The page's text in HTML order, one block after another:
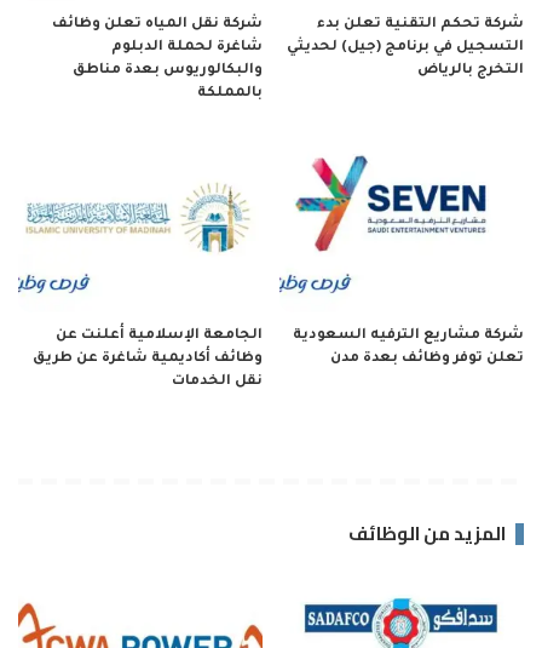
شركة تحكم التقنية تعلن بدء
التسجيل في برنامج (جيل) لحديثي
التخرج بالرياض
شركة نقل المياه تعلن وظائف
شاغرة لحملة الدبلوم
والبكالوريوس بعدة مناطق
بالمملكة
شركة مشاريع الترفيه السعودية
تعلن توفر وظائف بعدة مدن
الجامعة الإسلامية أعلنت عن
وظائف أكاديمية شاغرة عن طريق
نقل الخدمات
المزيد من الوظائف